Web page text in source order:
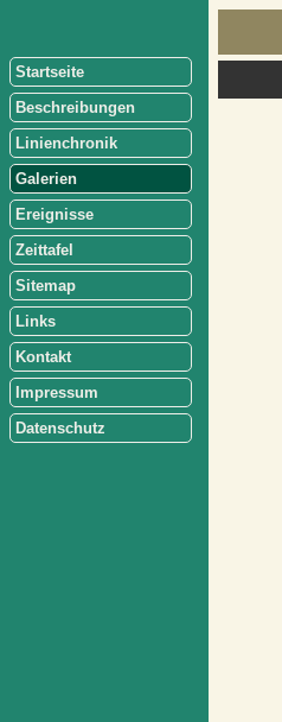
Startseite
Beschreibungen
Linienchronik
Galerien
Ereignisse
Zeittafel
Sitemap
Links
Kontakt
Impressum
Datenschutz